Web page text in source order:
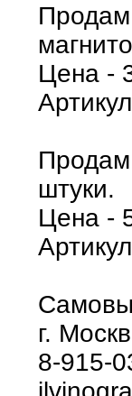
Продам
Цена -
Продам
штуки.
Цена -
г.
8-915-